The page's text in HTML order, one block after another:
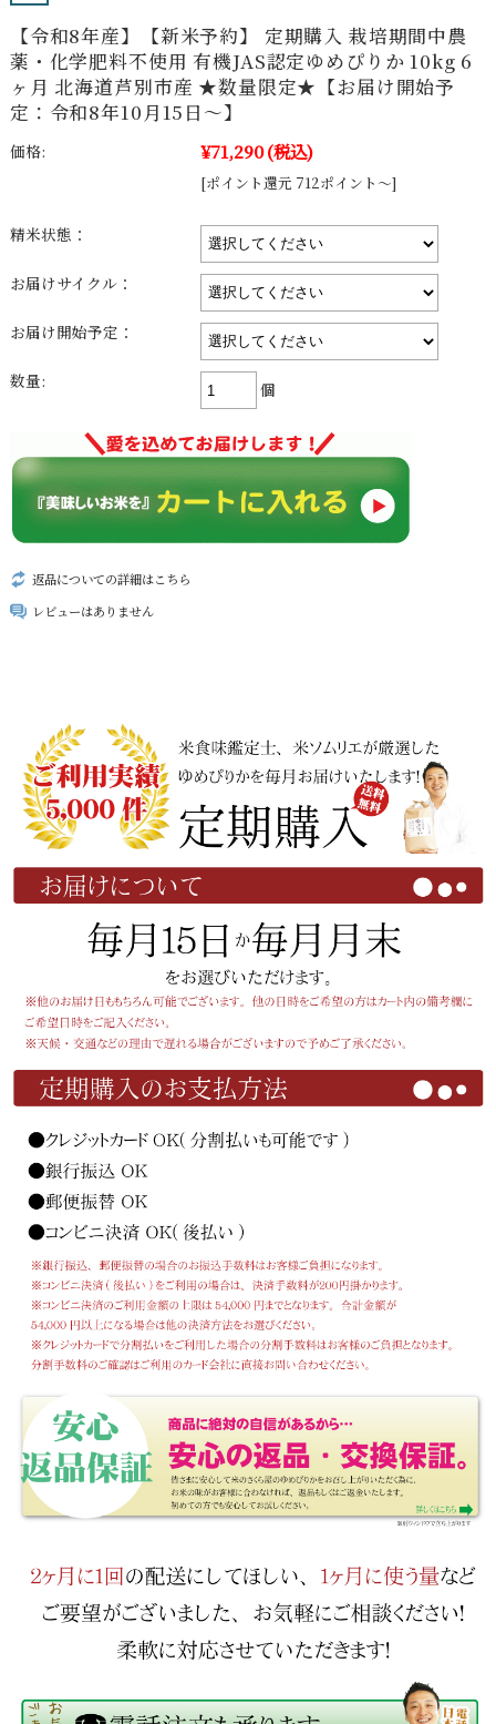
【令和8年産】【新米予約】 定期購入 栽培期間中農
薬・化学肥料不使用 有機JAS認定ゆめぴりか 10kg 6
ヶ月 北海道芦別市産 ★数量限定★【お届け開始予
定：令和8年10月15日～】
価格: ¥71,290(税込)
[ポイント還元 712ポイント～]
精米状態：
お届けサイクル：
お届け開始予定：
数量: 個
返品についての詳細はこちら
レビューはありません